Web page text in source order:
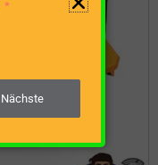
Nächste